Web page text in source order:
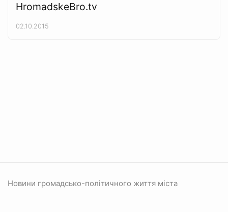
HromadskeBro.tv
02.10.2015
Новини громадсько-політичного життя міста